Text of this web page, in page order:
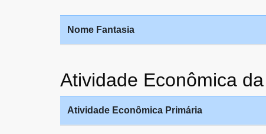
Nome Fantasia
Atividade Econômica
Atividade Econômica Primária